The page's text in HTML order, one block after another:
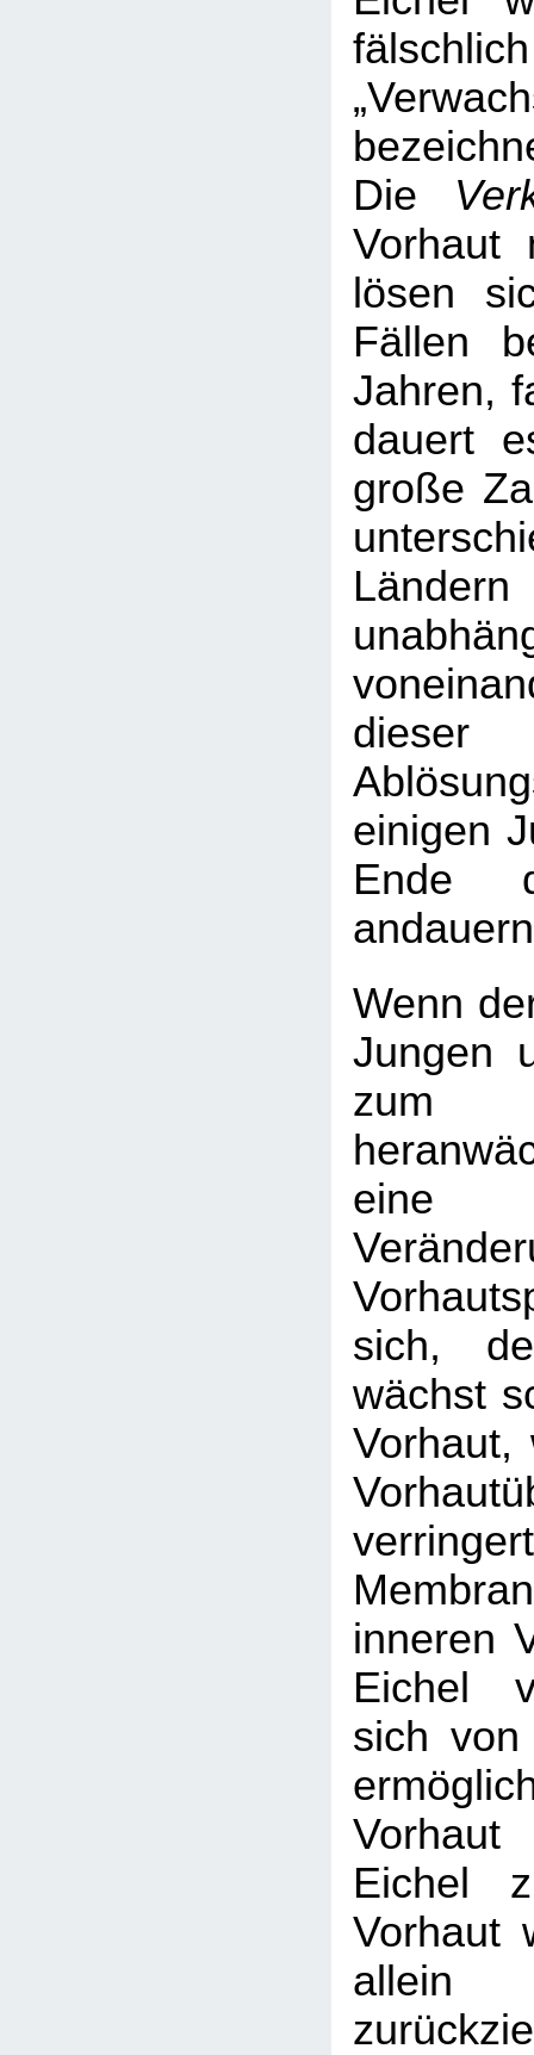
Die
Vorhaut
lösen
Fällen
Jahren,
dauert
große
einigen
Ende
Wenn
Jungen
eine
sich,
wächst
Vorhaut,
inneren
Eichel
sich
Eichel
Vorhaut
allein